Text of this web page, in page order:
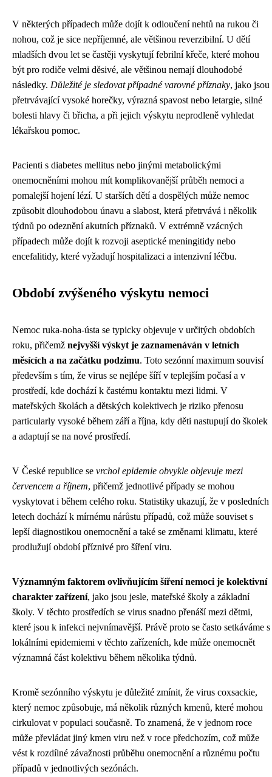
V některých případech může dojít k odloučení nehtů na rukou či
nohou, což je sice nepříjemné, ale většinou reverzibilní. U dětí
mladších dvou let se častěji vyskytují febrilní křeče, které mohou
být pro rodiče velmi děsivé, ale většinou nemají dlouhodobé
následky. Důležité je sledovat případné varovné příznaky, jako jsou
přetrvávající vysoké horečky, výrazná spavost nebo letargie, silné
bolesti hlavy či břicha, a při jejich výskytu neprodleně vyhledat
lékařskou pomoc.
Pacienti s diabetes mellitus nebo jinými metabolickými
onemocněními mohou mít komplikovanější průběh nemoci a
pomalejší hojení lézí. U starších dětí a dospělých může nemoc
způsobit dlouhodobou únavu a slabost, která přetrvává i několik
týdnů po odeznění akutních příznaků. V extrémně vzácných
případech může dojít k rozvoji aseptické meningitidy nebo
encefalitidy, které vyžadují hospitalizaci a intenzivní léčbu.
Období zvýšeného výskytu nemoci
Nemoc ruka-noha-ústa se typicky objevuje v určitých obdobích
roku, přičemž nejvyšší výskyt je zaznamenáván v letních
měsících a na začátku podzimu. Toto sezónní maximum souvisí
především s tím, že virus se nejlépe šíří v teplejším počasí a v
prostředí, kde dochází k častému kontaktu mezi lidmi. V
mateřských školách a dětských kolektivech je riziko přenosu
particularly vysoké během září a října, kdy děti nastupují do školek
a adaptují se na nové prostředí.
V České republice se vrchol epidemie obvykle objevuje mezi
červencem a říjnem, přičemž jednotlivé případy se mohou
vyskytovat i během celého roku. Statistiky ukazují, že v posledních
letech dochází k mírnému nárůstu případů, což může souviset s
lepší diagnostikou onemocnění a také se změnami klimatu, které
prodlužují období příznivé pro šíření viru.
Významným faktorem ovlivňujícím šíření nemoci je kolektivní
charakter zařízení, jako jsou jesle, mateřské školy a základní
školy. V těchto prostředích se virus snadno přenáší mezi dětmi,
které jsou k infekci nejvnímavější. Právě proto se často setkáváme s
lokálními epidemiemi v těchto zařízeních, kde může onemocnět
významná část kolektivu během několika týdnů.
Kromě sezónního výskytu je důležité zmínit, že virus coxsackie,
který nemoc způsobuje, má několik různých kmenů, které mohou
cirkulovat v populaci současně. To znamená, že v jednom roce
může převládat jiný kmen viru než v roce předchozím, což může
vést k rozdílné závažnosti průběhu onemocnění a různému počtu
případů v jednotlivých sezónách.